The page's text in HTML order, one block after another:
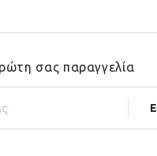
σας παραγγελία